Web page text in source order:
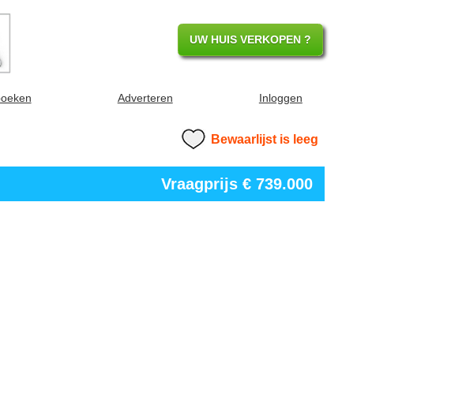
UW HUIS VERKOPEN ?
Adverteren Inloggen
Bewaarlijst is leeg
Vraagprijs € 739.000